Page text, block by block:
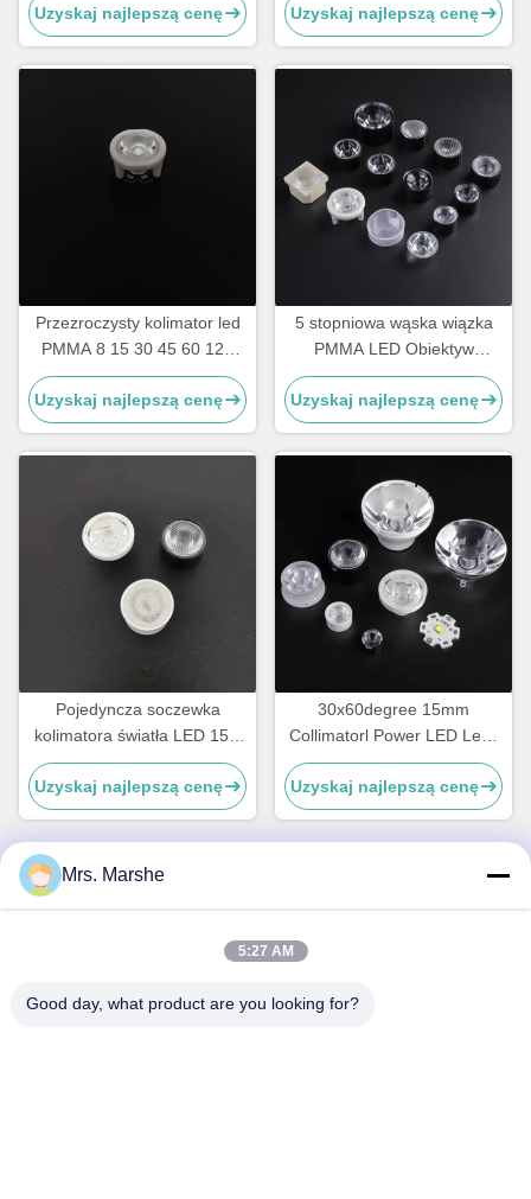
Uzyskaj najlepszą cenę
Led do latarki Led
Uzyskaj najlepszą cenę
Przezroczysty kolimator led
PMMA 8 15 30 45 60 120
stopni z ROHS
Uzyskaj najlepszą cenę
5 stopniowa wąska wiązka
PMMA LED Obiektyw
kolimatorowy, soczewki
latarki LED
Uzyskaj najlepszą cenę
Pojedyncza soczewka
kolimatora światła LED 15 x
45 stopni do oświetlenia
ulicznego
Uzyskaj najlepszą cenę
30x60degree 15mm
Collimatorl Power LED Lens
z czarnym uchwytem do
oświetlenia LED
Uzyskaj najlepszą cenę
Room7E, blok A, budynek Binfen Shiji, Longxiang Road,
Mrs. Marshe
5:27 AM
Good day, what product are you looking for?